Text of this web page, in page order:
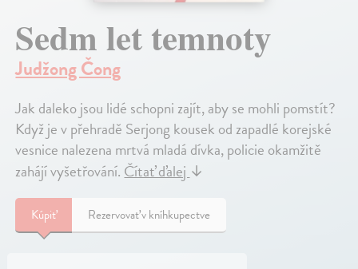
Sedm let temnoty
Judžong Čong
Jak daleko jsou lidé schopni zajít, aby se mohli pomstít?
Když je v přehradě Serjong kousek od zapadlé korejské
vesnice nalezena mrtvá mladá dívka, policie okamžitě
zahájí vyšetřování.Čítať ďalej↓
Kúpiť Rezervovať v kníhkupectve